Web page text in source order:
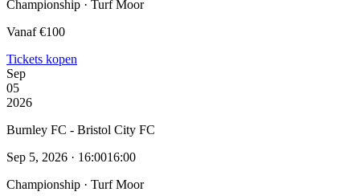
Championship · Turf Moor
Vanaf €100
Tickets kopen
Sep
05
2026
Burnley FC - Bristol City FC
Sep 5, 2026 · 16:0016:00
Championship · Turf Moor